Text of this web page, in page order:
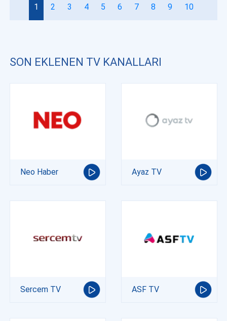
1 2 3 4 5 6 7 8 9 10
SON EKLENEN TV KANALLARI
Neo Haber Ayaz TV
Sercem TV ASF TV